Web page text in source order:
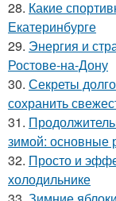
28. Какие
Екатеринбурге
29. Энергия и
Ростове-на-Дону
30. Секреты
сохранить
31.
зимой: основные
32. Просто и
холодильнике